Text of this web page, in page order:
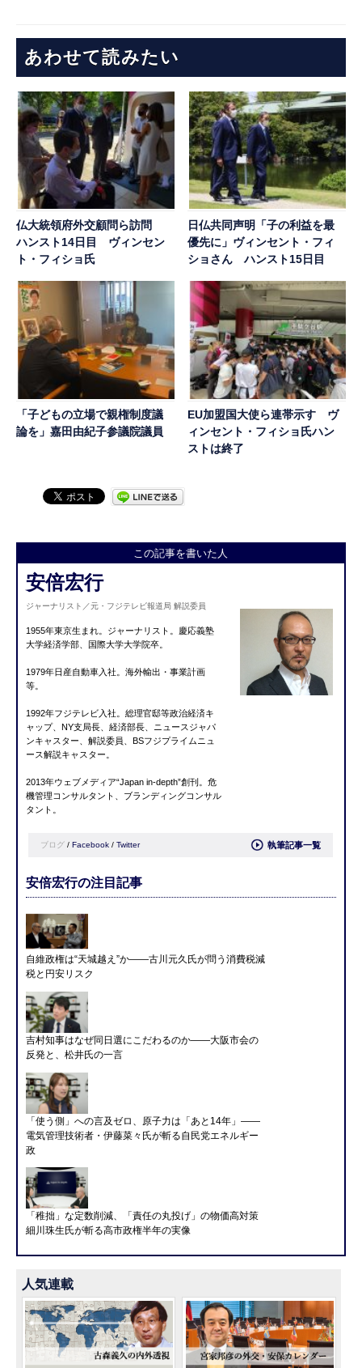
あわせて読みたい
仏大統領府外交顧問ら訪問
ハンスト14日目 ヴィンセン
ト・フィショ氏
日仏共同声明「子の利益を最
優先に」ヴィンセント・フィ
ショさん ハンスト15日目
「子どもの立場で親権制度議
論を」嘉田由紀子参議院議員
EU加盟国大使ら連帯示す ヴ
ィンセント・フィショ氏ハン
ストは終了
この記事を書いた人
安倍宏行
ジャーナリスト／元・フジテレビ報道局 解説委員
1955年東京生まれ。ジャーナリスト。慶応義塾
大学経済学部、国際大学大学院卒。
1979年日産自動車入社。海外輸出・事業計画
等。
1992年フジテレビ入社。総理官邸等政治経済キ
ャップ、NY支局長、経済部長、ニュースジャパ
ンキャスター、解説委員、BSフジプライムニュ
ース解説キャスター。
2013年ウェブメディア“Japan in-depth”創刊。危
機管理コンサルタント、ブランディングコンサル
タント。
ブログ /Facebook /Twitter 執筆記事一覧
安倍宏行の注目記事
自維政権は“天城越え”か――古川元久氏が問う消費税減
税と円安リスク
吉村知事はなぜ同日選にこだわるのか――大阪市会の
反発と、松井氏の一言
「使う側」への言及ゼロ、原子力は「あと14年」――
電気管理技術者・伊藤菜々氏が斬る自民党エネルギー
政
「稚拙」な定数削減、「責任の丸投げ」の物価高対策
細川珠生氏が斬る高市政権半年の実像
人気連載